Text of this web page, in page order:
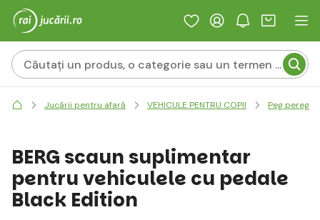
Jucării pentru afară VEHICULE PENTRU COPII Peg perego
BERG scaun suplimentar
pentru vehiculele cu pedale
Black Edition